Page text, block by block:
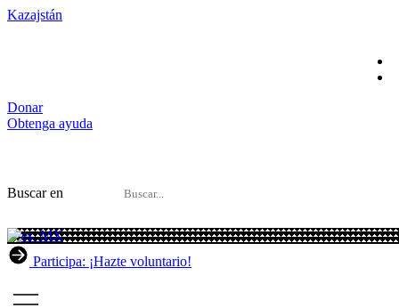
Kazajstán
Donar
Obtenga ayuda
Buscar en
Participa: ¡Hazte voluntario!